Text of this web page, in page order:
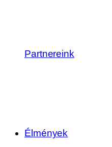
Partnereink
Élmények